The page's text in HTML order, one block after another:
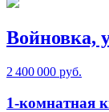
Войновка,
2 400 000 руб.
1-комнатная